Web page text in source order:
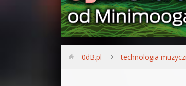
0dB.pl technologia